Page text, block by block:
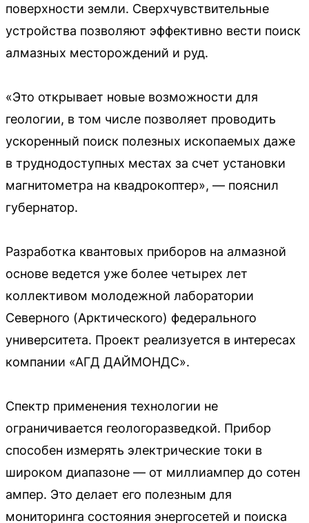
поверхности земли. Сверхчувствительные
устройства позволяют эффективно вести поиск
алмазных месторождений и руд.
«Это открывает новые возможности для
геологии, в том числе позволяет проводить
ускоренный поиск полезных ископаемых даже
в труднодоступных местах за счет установки
магнитометра на квадрокоптер», — пояснил
губернатор.
Разработка квантовых приборов на алмазной
основе ведется уже более четырех лет
коллективом молодежной лаборатории
Северного (Арктического) федерального
университета. Проект реализуется в интересах
компании «АГД ДАЙМОНДС».
Спектр применения технологии не
ограничивается геологоразведкой. Прибор
способен измерять электрические токи в
широком диапазоне — от миллиампер до сотен
ампер. Это делает его полезным для
мониторинга состояния энергосетей и поиска